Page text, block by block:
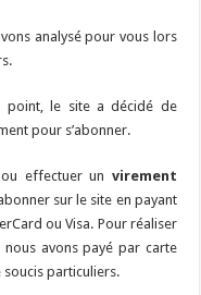
analysé pour vous lors
point, le site a décidé de
pour s’abonner.
effectuer un virement
sur le site en payant
ou Visa. Pour réaliser
nous avons payé par carte
soucis particuliers.